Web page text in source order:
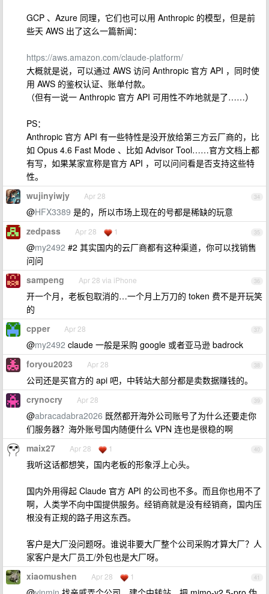
GCP 、Azure 同理，它们也可以用 Anthropic 的模型，但是前
些天 AWS 出了这么一篇新闻：
https://aws.amazon.com/claude-platform/
大概就是说，可以通过 AWS 访问 Anthropic 官方 API ，同时使
用 AWS 的鉴权认证、账单付款。
（但有一说一 Anthropic 官方 API 可用性不咋地就是了……）
PS：
Anthropic 官方 API 有一些特性是没开放给第三方云厂商的，比
如 Opus 4.6 Fast Mode 、比如 Advisor Tool……官方文档上都
有写，如果某家宣称是官方 API ，可以问问看是否支持这些特
性。
34
wujinyiwjy Apr 28
@HFX3389 是的，所以市场上现在的号都是稀缺的玩意
35
zedpass Apr 28 1
@my2492 #2 其实国内的云厂商都有这种渠道，你可以找销售
问问
36
sampeng Apr 28 via iPhone
开一个月，老板包取消的…一个月上万刀的 token 费不是开玩笑
的
37
cpper Apr 28
@my2492 claude 一般是采购 google 或者亚马逊 badrock
38
foryou2023 Apr 28
公司还是买官方的 api 吧，中转站大部分都是卖数据赚钱的。
39
crynocry Apr 28
@abracadabra2026 既然都开海外公司账号了为什么还要走你
们服务器？海外账号国内随便什么 VPN 连也是很稳的啊
40
maix27 Apr 28 1
我听这话都想笑，国内老板的形象浮上心头。
国内外用得起 Claude 官方 API 的公司也不多。而且你也用不了
啊，人类学不向中国提供服务。经销商就是没有经销商，国内压
根没有正规的路子用这东西。
客户是大厂没问题呀。谁说非要大厂整个公司采购才算大厂？人
家客户是大厂员工/外包也是大厂呀。
41
xiaomushen Apr 28 1